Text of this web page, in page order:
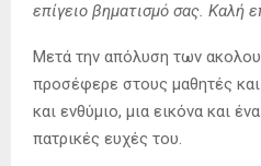
επίγειο βηματισμό σας. Καλή
Μετά την απόλυση των
προσέφερε στους μαθητές
και ενθύμιο, μια εικόνα και
πατρικές ευχές του.